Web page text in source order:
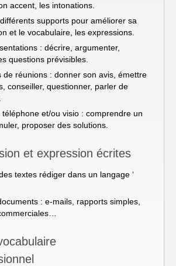
accent, les intonations.
supports pour améliorer sa
et le vocabulaire, les expressions.
: décrire, argumenter,
questions prévisibles.
de réunions : donner son avis, émettre
conseiller, questionner, parler de
téléphone et/ou visio : comprendre un
proposer des solutions.
et expression écrites
textes rédiger dans un langage ‘
: e-mails, rapports simples,